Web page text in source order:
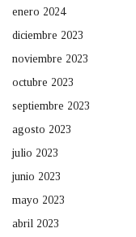
enero 2024
diciembre 2023
noviembre 2023
octubre 2023
septiembre 2023
agosto 2023
julio 2023
junio 2023
mayo 2023
abril 2023